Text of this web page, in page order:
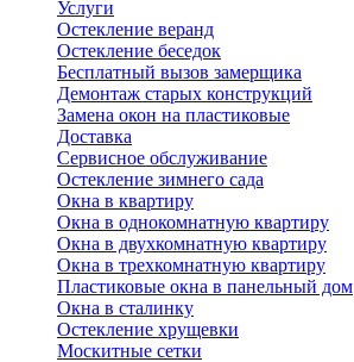
Услуги
Остекление веранд
Остекление беседок
Бесплатный вызов замерщика
Демонтаж старых конструкций
Замена окон на пластиковые
Доставка
Сервисное обслуживание
Остекление зимнего сада
Окна в квартиру
Окна в однокомнатную квартиру
Окна в двухкомнатную квартиру
Окна в трехкомнатную квартиру
Пластиковые окна в панельный дом
Окна в сталинку
Остекление хрущевки
Москитные сетки